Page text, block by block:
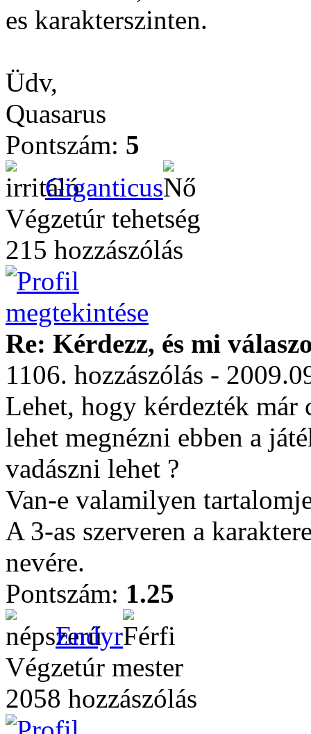
es karakterszinten.
Üdv,
Quasarus
Pontszám: 5
Giganticus
Végzetúr tehetség
215 hozzászólás
Re: Kérdezz, és mi
1106. hozzászólás -
Lehet, hogy kérdezték
lehet megnézni ebben a
vadászni lehet ?
Van-e valamilyen
A 3-as szerveren a
nevére.
Pontszám: 1.25
Endyr
Végzetúr mester
2058 hozzászólás